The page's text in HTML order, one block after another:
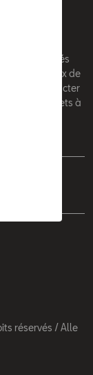
recommandés
le prix de
contacter
sont sujets à
réservés / Alle